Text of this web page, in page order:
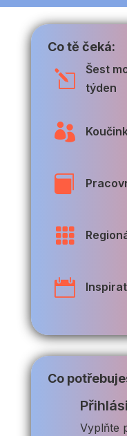
Co tě čeká:
l
Šest
týden




Co
Vyplňte